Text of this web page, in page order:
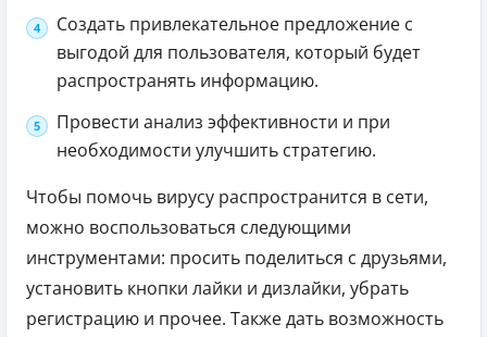
Создать привлекательное предложение с
выгодой для пользователя, который будет
распространять информацию.
Провести анализ эффективности и при
необходимости улучшить стратегию.
Чтобы помочь вирусу распространится в сети,
можно воспользоваться следующими
инструментами: просить поделиться с друзьями,
установить кнопки лайки и дизлайки, убрать
регистрацию и прочее. Также дать возможность